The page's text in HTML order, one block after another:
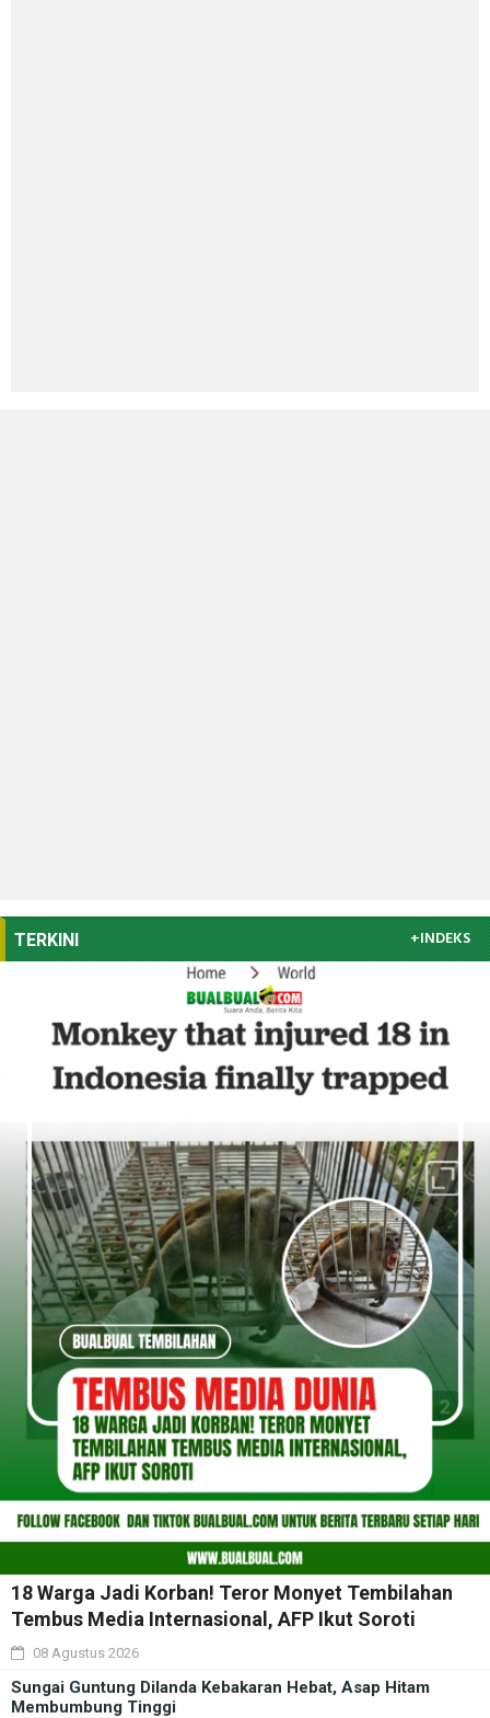
TERKINI +INDEKS
18 Warga Jadi Korban! Teror Monyet Tembilahan
Tembus Media Internasional, AFP Ikut Soroti
08 Agustus 2026
Sungai Guntung Dilanda Kebakaran Hebat, Asap Hitam
Membumbung Tinggi